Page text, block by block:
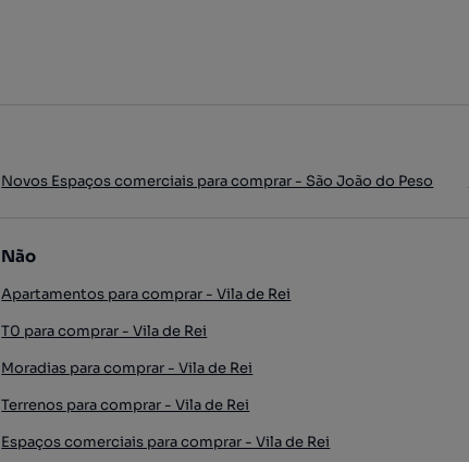
Novos Espaços comerciais para comprar - São João do Peso
Não
Apartamentos para comprar - Vila de Rei
T0 para comprar - Vila de Rei
Moradias para comprar - Vila de Rei
Terrenos para comprar - Vila de Rei
Espaços comerciais para comprar - Vila de Rei